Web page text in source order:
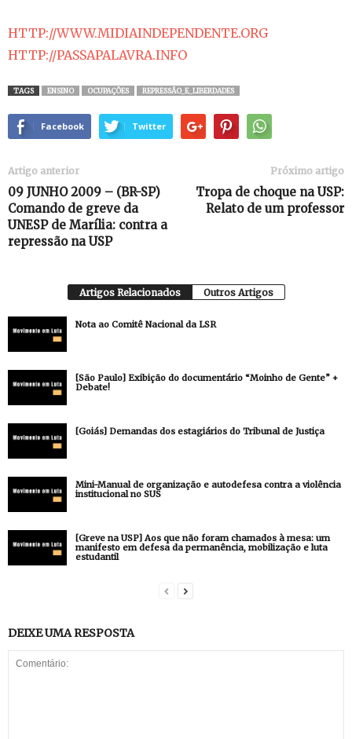
HTTP://WWW.MIDIAINDEPENDENTE.ORG
HTTP://PASSAPALAVRA.INFO
TAGS ENSINO OCUPAÇÕES REPRESSÃO_E_LIBERDADES
Facebook Twitter
Artigo anterior
09 JUNHO 2009 – (BR-SP)
Comando de greve da
UNESP de Marília: contra a
repressão na USP
Próximo artigo
Tropa de choque na USP:
Relato de um professor
Artigos Relacionados Outros Artigos
Nota ao Comitê Nacional da LSR
[São Paulo] Exibição do documentário “Moinho de Gente” +
Debate!
[Goiás] Demandas dos estagiários do Tribunal de Justiça
Mini-Manual de organização e autodefesa contra a violência
institucional no SUS
[Greve na USP] Aos que não foram chamados à mesa: um
manifesto em defesa da permanência, mobilização e luta
estudantil
DEIXE UMA RESPOSTA